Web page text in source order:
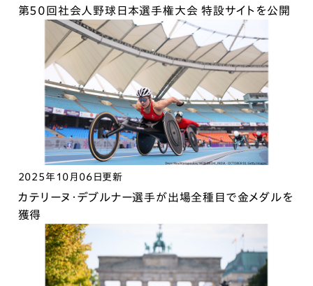
第50回社会人野球日本選手権大会 特設サイトを公開
2025年10月06日更新
カテリーヌ・デブルナー選手が出場全種目で金メダルを
獲得